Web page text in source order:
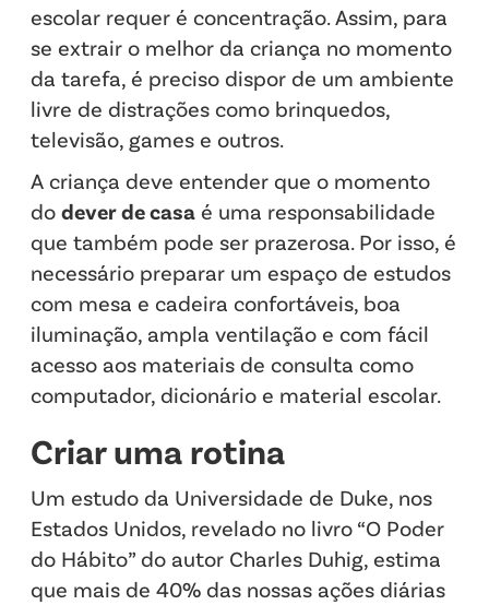
escolar requer é concentração. Assim, para
se extrair o melhor da criança no momento
da tarefa, é preciso dispor de um ambiente
livre de distrações como brinquedos,
televisão, games e outros.
A criança deve entender que o momento
do dever de casa é uma responsabilidade
que também pode ser prazerosa. Por isso, é
necessário preparar um espaço de estudos
com mesa e cadeira confortáveis, boa
iluminação, ampla ventilação e com fácil
acesso aos materiais de consulta como
computador, dicionário e material escolar.
Criar uma rotina
Um estudo da Universidade de Duke, nos
Estados Unidos, revelado no livro “O Poder
do Hábito” do autor Charles Duhig, estima
que mais de 40% das nossas ações diárias